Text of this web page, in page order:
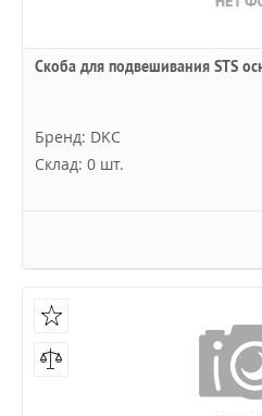
Скоба для подвешивания STS
Бренд: DKC
Склад: 0 шт.